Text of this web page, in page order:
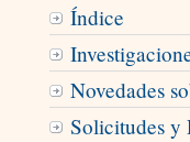
Índice
Novedades
Solicitudes y